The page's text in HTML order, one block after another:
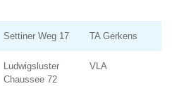
Settiner Weg 17 TA Gerkens
Ludwigsluster
Chaussee 72
VLA